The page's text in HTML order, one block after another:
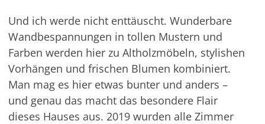
Und ich werde nicht enttäuscht. Wunderbare
Wandbespannungen in tollen Mustern und
Farben werden hier zu Altholzmöbeln, stylishen
Vorhängen und frischen Blumen kombiniert.
Man mag es hier etwas bunter und anders –
und genau das macht das besondere Flair
dieses Hauses aus. 2019 wurden alle Zimmer